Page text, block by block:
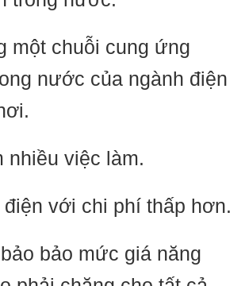
một chuỗi cung ứng
nước của ngành điện
nhiều việc làm.
điện với chi phí thấp hơn.
bảo mức giá năng